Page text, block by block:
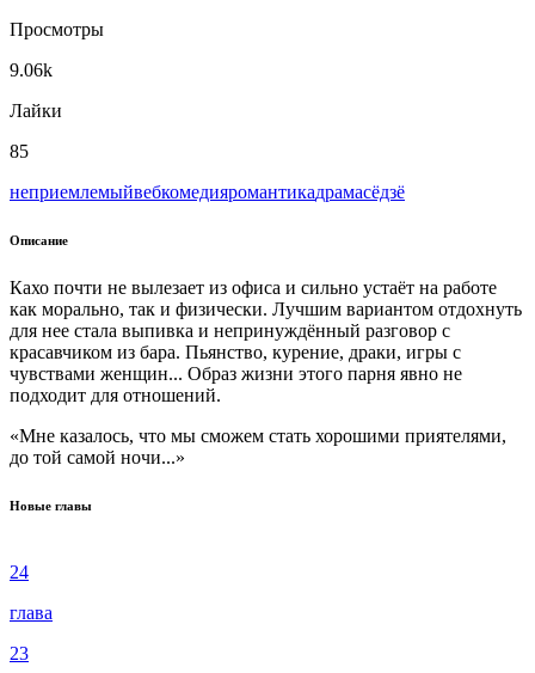
Просмотры
9.06k
Лайки
85
неприемлемыйвебкомедияромантикадрамасёдзё
Описание
Кахо почти не вылезает из офиса и сильно устаёт на работе
как морально, так и физически. Лучшим вариантом отдохнуть
для нее стала выпивка и непринуждённый разговор с
красавчиком из бара. Пьянство, курение, драки, игры с
чувствами женщин... Образ жизни этого парня явно не
подходит для отношений.
«Мне казалось, что мы сможем стать хорошими приятелями,
до той самой ночи...»
Новые главы
24
глава
23